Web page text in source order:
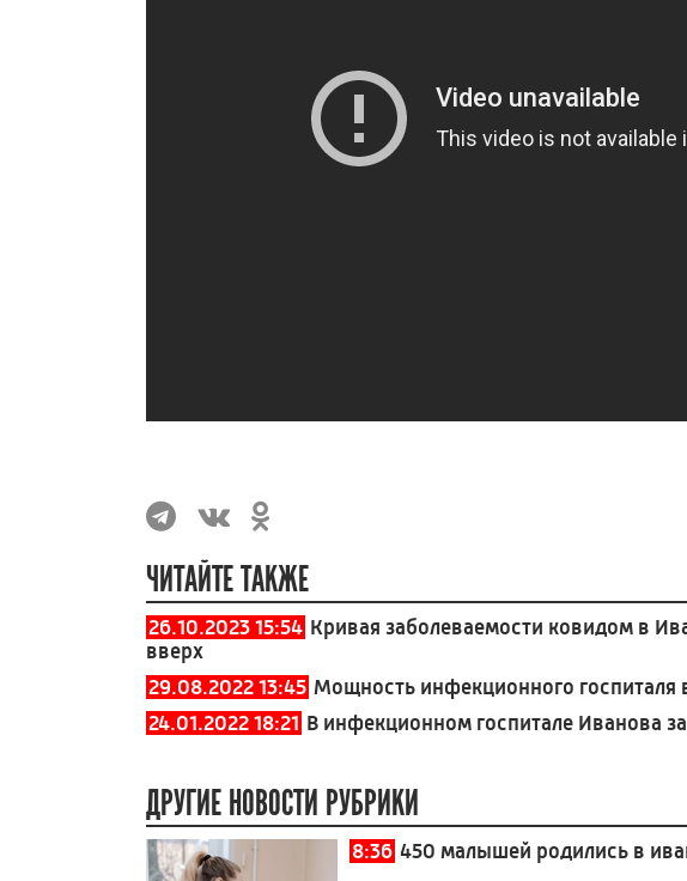
ЧИТАЙТЕ ТАКЖЕ
26.10.2023 15:54 Кривая заболеваемости ковидом в
вверх
29.08.2022 13:45 Мощность инфекционного госпиталя
24.01.2022 18:21 В инфекционном госпитале Иванова
ДРУГИЕ НОВОСТИ РУБРИКИ
8:36 450 малышей родились в